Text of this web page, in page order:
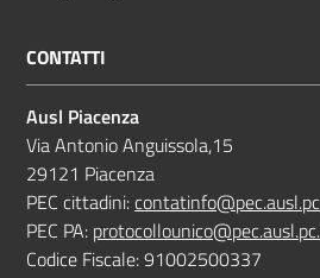
CONTATTI
Ausl Piacenza
Via Antonio Anguissola,15
29121 Piacenza
PEC cittadini:
PEC PA:
Codice Fiscale: 91002500337